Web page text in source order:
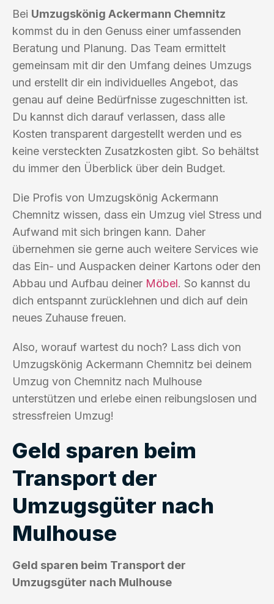
Bei Umzugskönig Ackermann Chemnitz
kommst du in den Genuss einer umfassenden
Beratung und Planung. Das Team ermittelt
gemeinsam mit dir den Umfang deines Umzugs
und erstellt dir ein individuelles Angebot, das
genau auf deine Bedürfnisse zugeschnitten ist.
Du kannst dich darauf verlassen, dass alle
Kosten transparent dargestellt werden und es
keine versteckten Zusatzkosten gibt. So behältst
du immer den Überblick über dein Budget.
Die Profis von Umzugskönig Ackermann
Chemnitz wissen, dass ein Umzug viel Stress und
Aufwand mit sich bringen kann. Daher
übernehmen sie gerne auch weitere Services wie
das Ein- und Auspacken deiner Kartons oder den
Abbau und Aufbau deiner Möbel. So kannst du
dich entspannt zurücklehnen und dich auf dein
neues Zuhause freuen.
Also, worauf wartest du noch? Lass dich von
Umzugskönig Ackermann Chemnitz bei deinem
Umzug von Chemnitz nach Mulhouse
unterstützen und erlebe einen reibungslosen und
stressfreien Umzug!
Geld sparen beim
Transport der
Umzugsgüter nach
Mulhouse
Geld sparen beim Transport der
Umzugsgüter nach Mulhouse